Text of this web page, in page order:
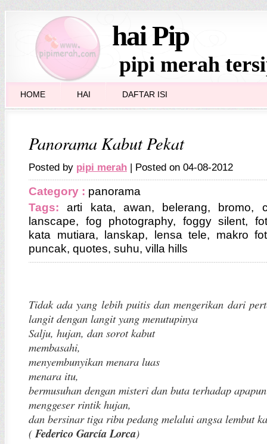
hai Pip
pipi merah
HOME HAI DAFTAR ISI
Panorama Kabut Pekat
Posted by pipi merah | Posted on 04-08-2012
Category : panorama
Tags:arti kata, awan, belerang, bromo,
lanscape, fog photography, foggy silent,
kata mutiara, lanskap, lensa tele, makro
puncak, quotes, suhu, villa hills
Tidak ada yang lebih puitisdan mengerikan dari
langit dengan langit yang menutupinya
Salju, hujan, dan sorotkabut
membasahi,
menyembunyikan menara luas
menara itu,
bermusuhan dengan misteri dan buta terhadap apapun
menggeser rintik hujan,
dan bersinar tiga ribu pedang melalui angsa lembut
(Federico García Lorca)